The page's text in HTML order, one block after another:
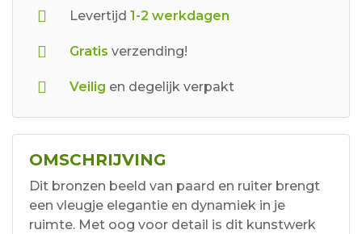
Levertijd 1-2 werkdagen
Gratis verzending!
Veilig en degelijk verpakt
OMSCHRIJVING
Dit bronzen beeld van paard en ruiter brengt
een vleugje elegantie en dynamiek in je
ruimte. Met oog voor detail is dit kunstwerk